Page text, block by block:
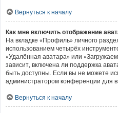
Вернуться к началу
Как мне включить отображение
На вкладке «Профиль» личного
использованием четырёх
«Удалённая аватара» или
зависит, включена ли поддержка
быть доступны. Если вы не можете
администратором конференции для
Вернуться к началу